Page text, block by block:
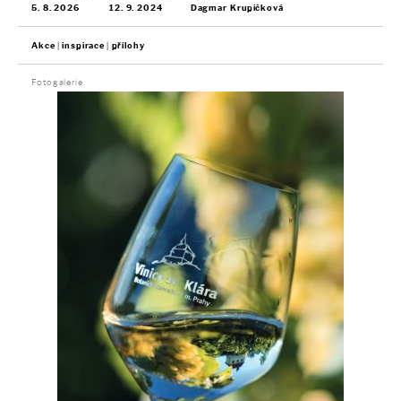
5. 8. 2026
12. 9. 2024
Dagmar Krupičková
Akce inspirace přílohy
Fotogalerie